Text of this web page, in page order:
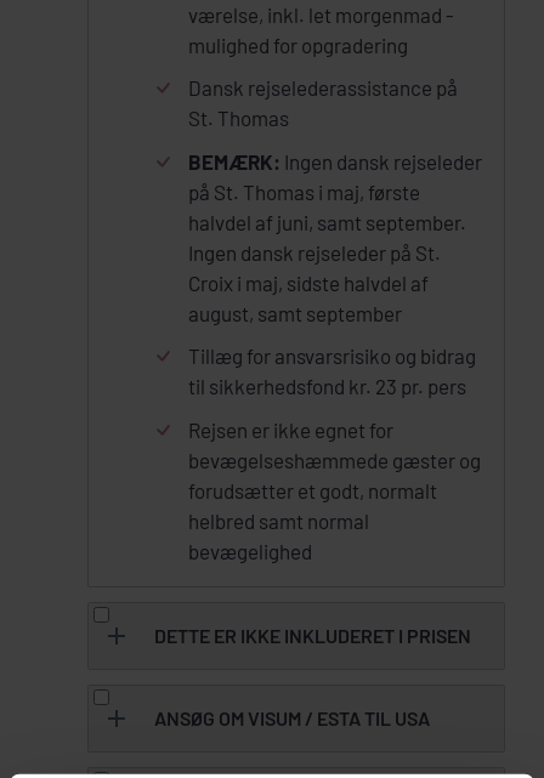
værelse, inkl. let morgenmad -
mulighed for opgradering
Dansk rejselederassistance på
St. Thomas
BEMÆRK: Ingen dansk rejseleder
på St. Thomas i maj, første
halvdel af juni, samt september.
Ingen dansk rejseleder på St.
Croix i maj, sidste halvdel af
august, samt september
Tillæg for ansvarsrisiko og bidrag
til sikkerhedsfond kr. 23 pr. pers
Rejsen er ikke egnet for
bevægelseshæmmede gæster og
forudsætter et godt, normalt
helbred samt normal
bevægelighed
DETTE ER IKKE INKLUDERET I PRISEN
på destinationen, med forbehold
ANSØG OM VISUM / ESTA TIL USA